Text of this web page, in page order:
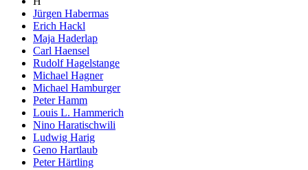
Jürgen Habermas
Erich Hackl
Maja Haderlap
Carl Haensel
Rudolf Hagelstange
Michael Hagner
Michael Hamburger
Peter Hamm
Louis L. Hammerich
Nino Haratischwili
Ludwig Harig
Geno Hartlaub
Peter Härtling